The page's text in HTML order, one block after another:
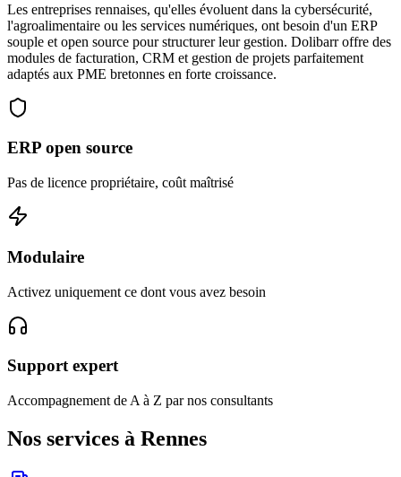
Les entreprises rennaises, qu'elles évoluent dans la cybersécurité,
l'agroalimentaire ou les services numériques, ont besoin d'un ERP
souple et open source pour structurer leur gestion. Dolibarr offre des
modules de facturation, CRM et gestion de projets parfaitement
adaptés aux PME bretonnes en forte croissance.
ERP open source
Pas de licence propriétaire, coût maîtrisé
Modulaire
Activez uniquement ce dont vous avez besoin
Support expert
Accompagnement de A à Z par nos consultants
Nos services à Rennes